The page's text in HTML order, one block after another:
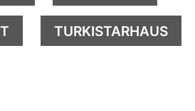
TURKISTARHAUS